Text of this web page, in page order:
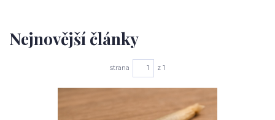
Nejnovější články
strana z 1